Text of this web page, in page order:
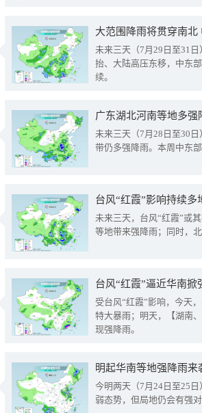
大范围降雨将贯穿南
未来三天（7月29日至31
抬、大陆高压东移，中东
续。
广东湖北河南等地多
未来三天（7月28日至30
带仍多强降雨。本周中东
台风“红霞”影响持续
未来三天，台风“红霞”或
等地带来强降雨；同时，
台风“红霞”逼近华南
受台风“红霞”影响，今天
特大暴雨；明天，【湖南
现强降雨。
明起华南等地强降雨
今明两天（7月24日至25
弱态势，但局地仍会有强